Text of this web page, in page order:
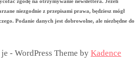
niezgodnie z przepisami prawa, będziesz mógł
Podanie danych jest dobrowolne, ale niezbędne do
- WordPress Theme by Kadence